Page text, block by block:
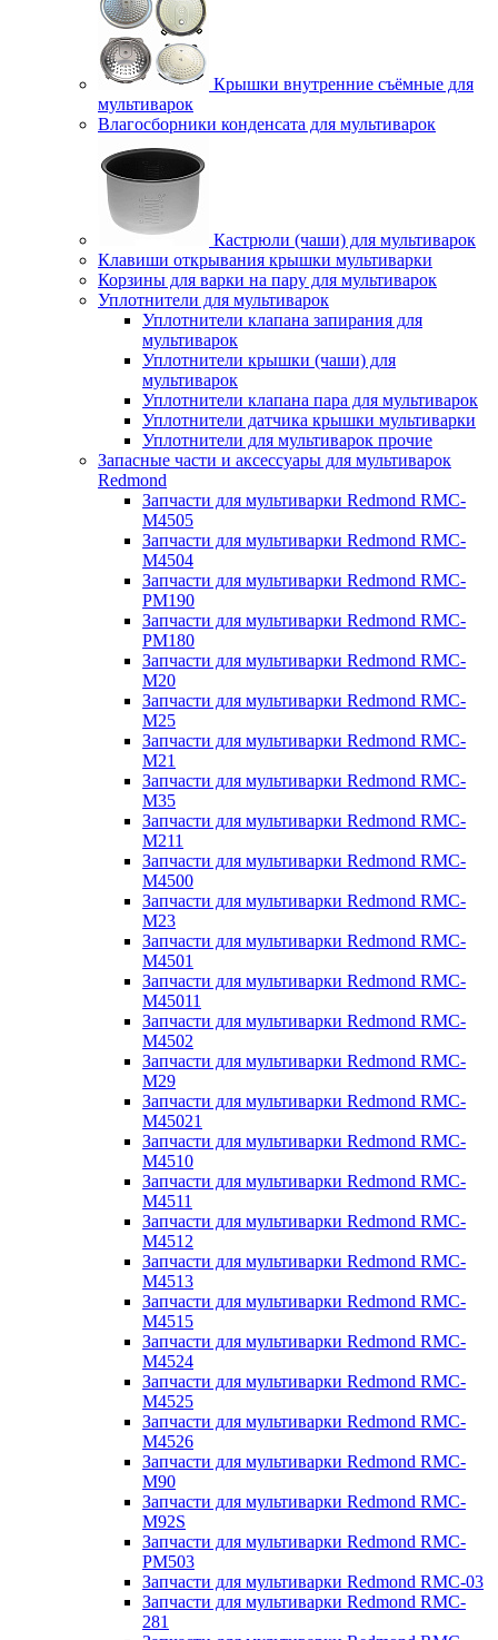
Крышки внутренние съёмные для
мультиварок
Влагосборники конденсата для мультиварок
Кастрюли (чаши) для мультиварок
Клавиши открывания крышки мультиварки
Корзины для варки на пару для мультиварок
Уплотнители для мультиварок
Уплотнители клапана запирания для
мультиварок
Уплотнители крышки (чаши) для
мультиварок
Уплотнители клапана пара для мультиварок
Уплотнители датчика крышки мультиварки
Уплотнители для мультиварок прочие
Запасные части и аксессуары для мультиварок
Redmond
Запчасти для мультиварки Redmond RMC-
M4505
Запчасти для мультиварки Redmond RMC-
M4504
Запчасти для мультиварки Redmond RMC-
PM190
Запчасти для мультиварки Redmond RMC-
PM180
Запчасти для мультиварки Redmond RMC-
M20
Запчасти для мультиварки Redmond RMC-
M25
Запчасти для мультиварки Redmond RMC-
M21
Запчасти для мультиварки Redmond RMC-
M35
Запчасти для мультиварки Redmond RMC-
M211
Запчасти для мультиварки Redmond RMC-
M4500
Запчасти для мультиварки Redmond RMC-
M23
Запчасти для мультиварки Redmond RMC-
M4501
Запчасти для мультиварки Redmond RMC-
M45011
Запчасти для мультиварки Redmond RMC-
M4502
Запчасти для мультиварки Redmond RMC-
M29
Запчасти для мультиварки Redmond RMC-
M45021
Запчасти для мультиварки Redmond RMC-
M4510
Запчасти для мультиварки Redmond RMC-
M4511
Запчасти для мультиварки Redmond RMC-
M4512
Запчасти для мультиварки Redmond RMC-
M4513
Запчасти для мультиварки Redmond RMC-
M4515
Запчасти для мультиварки Redmond RMC-
M4524
Запчасти для мультиварки Redmond RMC-
M4525
Запчасти для мультиварки Redmond RMC-
M4526
Запчасти для мультиварки Redmond RMC-
M90
Запчасти для мультиварки Redmond RMC-
M92S
Запчасти для мультиварки Redmond RMC-
PM503
Запчасти для мультиварки Redmond RMC-03
Запчасти для мультиварки Redmond RMC-
281